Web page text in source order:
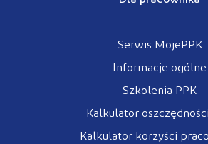
Serwis MojePPK
Informacje ogólne
Szkolenia PPK
Kalkulator
Kalkulator korzyści